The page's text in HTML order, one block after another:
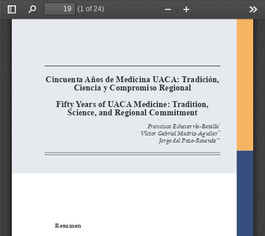
Toggle
Find
(1 of 24)
Zoom
Resumen
Cincuenta Años de Medicina UACA: Tradición,
Ciencia y Compromiso Regional
Fifty Years of UACA Medicine: Tradition,
Science, and Regional Commitment
Francisco Echeverría-Batalla*
Víctor Gabriel Madriz-Aguilar**
Jorge del Pozo-Rosende***